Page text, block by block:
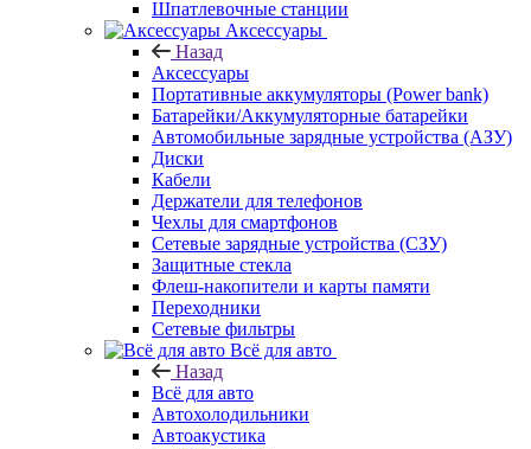
Шпатлевочные станции
Аксессуары
Назад
Аксессуары
Портативные аккумуляторы (Power bank)
Батарейки/Аккумуляторные батарейки
Автомобильные зарядные устройства (АЗУ)
Диски
Кабели
Держатели для телефонов
Чехлы для смартфонов
Сетевые зарядные устройства (СЗУ)
Защитные стекла
Флеш-накопители и карты памяти
Переходники
Сетевые фильтры
Всё для авто
Назад
Всё для авто
Автохолодильники
Автоакустика